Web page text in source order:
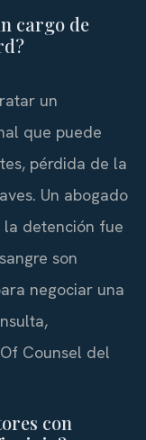
cargo de
un
que puede
pérdida de la
Un abogado
la detención fue
son
negociar una
Counsel del
con